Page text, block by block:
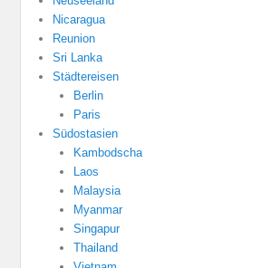
Nicaragua
Reunion
Sri Lanka
Städtereisen
Berlin
Paris
Südostasien
Kambodscha
Laos
Malaysia
Myanmar
Singapur
Thailand